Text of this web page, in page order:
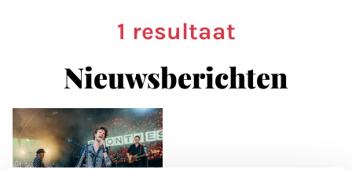
1 resultaat
Nieuwsberichten